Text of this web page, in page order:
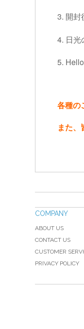
3. 開封
4. 日光
5.
各種の
また、
COMPANY
ABOUT US
CONTACT US
CUSTOMER
PRIVACY POLICY